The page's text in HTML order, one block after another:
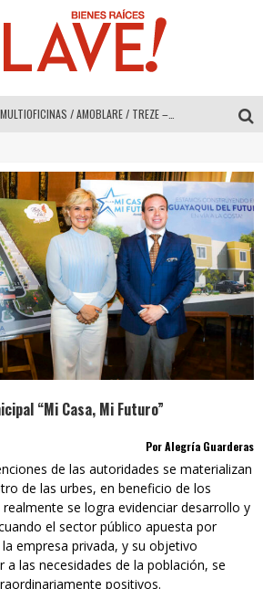
ADRIANA HOYOS DESIGN STUDIO – Especial Interiorismo & Decoración 2026
MULTIOFICINAS / AMOBLARE / TREZE – Especial Interiorismo & Decoración 2026
“Mi Casa, Mi Futuro”
Por Alegría Guarderas
de las autoridades se materializan
de las urbes, en beneficio de los
se logra evidenciar desarrollo y
el sector público apuesta por
empresa privada, y su objetivo
a las necesidades de la población, se
positivos.